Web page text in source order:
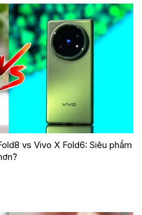
vs Vivo X Fold6: Siêu phẩm